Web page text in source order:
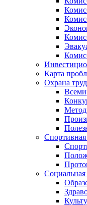
Карта
Охрана
Социальная